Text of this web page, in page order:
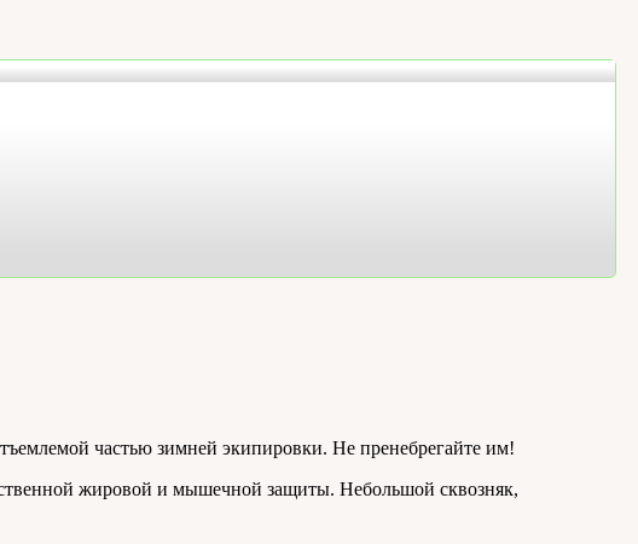
частью зимней экипировки. Не пренебрегайте им!
жировой и мышечной защиты. Небольшой сквозняк,